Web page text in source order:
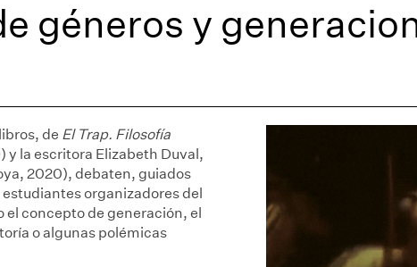
géneros y
de El Trap. Filosofía
y la escritora Elizabeth Duval,
2020), debaten, guiados
organizadores del
concepto de generación, el
o algunas polémicas